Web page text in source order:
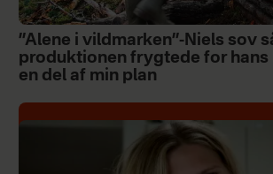
”Alene i vildmarken”-Niels sov
produktionen frygtede for hans
en del af min plan